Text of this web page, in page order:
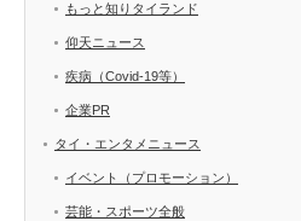
もっと知りタイランド
仰天ニュース
疾病（Covid-19等）
企業PR
タイ・エンタメニュース
イベント（プロモーション）
芸能・スポーツ全般